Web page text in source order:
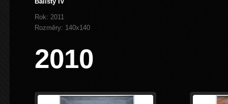
Rok: 2011
Rozměry: 140x140
2010